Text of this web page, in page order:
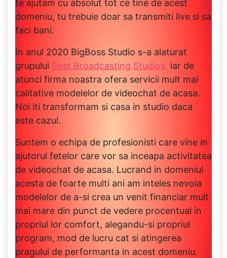
te ajutam cu absolut tot ce tine de acest
domeniu, tu trebuie doar sa transmiti live si sa
faci bani.
In anul 2020 BigBoss Studio s-a alaturat
grupului Best Broadcasting Studios, iar de
atunci firma noastra ofera servicii mult mai
calitative modelelor de videochat de acasa.
Noi iti transformam si casa in studio daca
este cazul.
Suntem o echipa de profesionisti care vine in
ajutorul fetelor care vor sa inceapa activitatea
de videochat de acasa. Lucrand in domeniul
acesta de foarte multi ani am inteles nevoia
modelelor de a-si crea un venit financiar mult
mai mare din punct de vedere procentual in
propriul lor comfort, alegandu-si propriul
program, mod de lucru cat si atingerea
pragului de performanta in acest domeniu.